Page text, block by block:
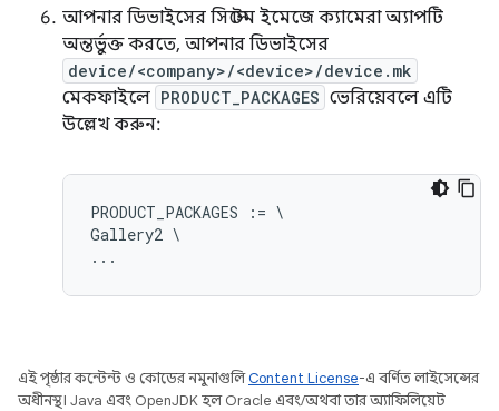
আপনার ডিভাইসের সিস্টেম ইমেজে ক্যামেরা অ্যাপটি
অন্তর্ভুক্ত করতে, আপনার ডিভাইসের
device/<company>/<device>/device.mk
মেকফাইলে PRODUCT_PACKAGES ভেরিয়েবলে এটি
উল্লেখ করুন:
PRODUCT_PACKAGES := \
Gallery2 \
এই পৃষ্ঠার কন্টেন্ট ও কোডের নমুনাগুলিContent License-এ বর্ণিত লাইসেন্সের
অধীনস্থ। Java এবং OpenJDK হল Oracle এবং/অথবা তার অ্যাফিলিয়েট